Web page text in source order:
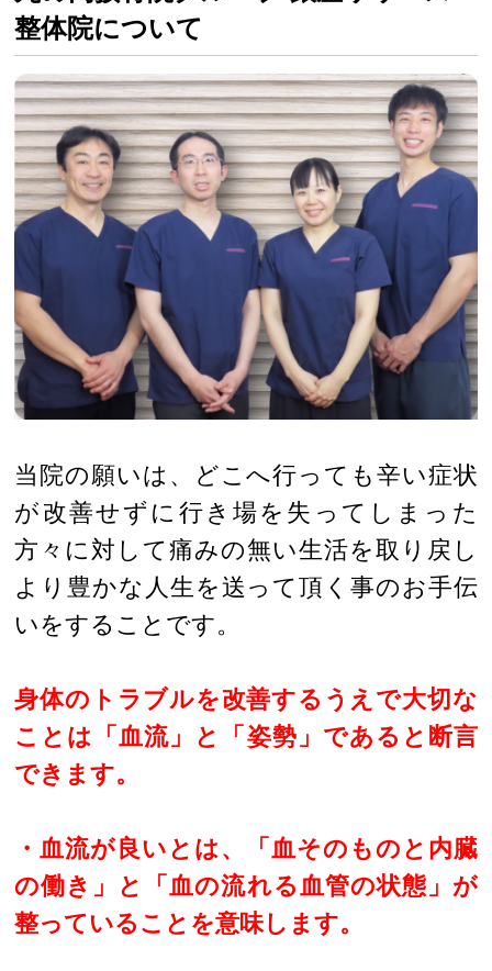
整体院について
当院の願いは、どこへ行っても辛い症状
が改善せずに行き場を失ってしまった
方々に対して痛みの無い生活を取り戻し
より豊かな人生を送って頂く事のお手伝
いをすることです。
身体のトラブルを改善するうえで大切な
ことは「血流」と「姿勢」であると断言
できます。
・血流が良いとは、「血そのものと内臓
の働き」と「血の流れる血管の状態」が
整っていることを意味します。